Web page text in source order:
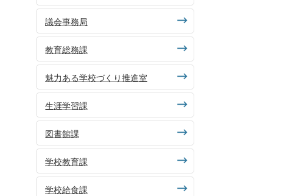
議会事務局
教育総務課
魅力ある学校づくり推進室
生涯学習課
図書館課
学校教育課
学校給食課